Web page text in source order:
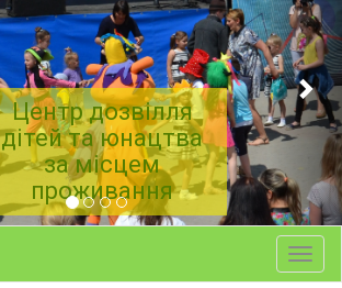
Центр дозвілля
дітей та юнацтва
за місцем
проживання